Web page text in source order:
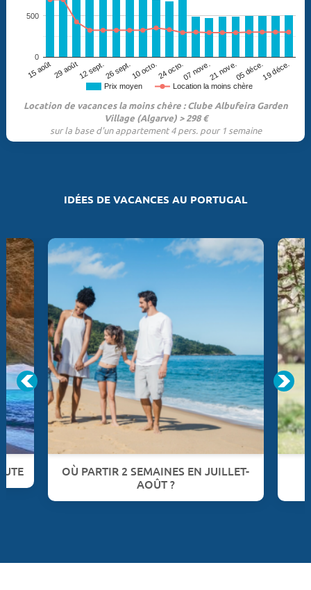
Prix moyen Location la moins chère
15 août29 août12 sept.26 sept.10 octo.24 octo.07 nove.21 nove.05 déce.19 déce.
0
500
Location de vacances la moins chère : Clube Albufeira Garden
Village (Algarve) > 298 €
sur la base d'un appartement 4 pers. pour 1 semaine
IDÉES DE VACANCES AU PORTUGAL
OÙ PARTIR 2 SEMAINES EN JUILLET-
AOÛT ?